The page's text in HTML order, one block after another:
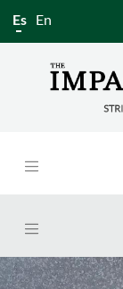
Es En